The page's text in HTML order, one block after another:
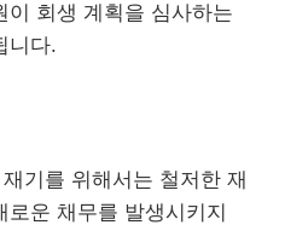
회생 계획을 심사하는
니다.
기를 위해서는 철저한 재
운 채무를 발생시키지